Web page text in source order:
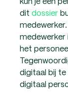
dit dossier
het
digitaal bij
digitaal